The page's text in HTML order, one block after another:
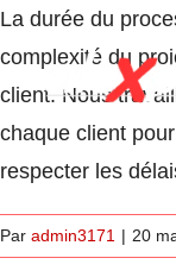
Passer
au
contenu
La durée du
complexité du
client. Nous
chaque client
respecter les
Par admin3171 | 20